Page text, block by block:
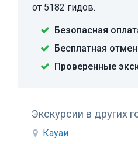
от 5182 гидов.
Безопасная
Бесплатная
Проверенные
Экскурсии в других
Кауаи